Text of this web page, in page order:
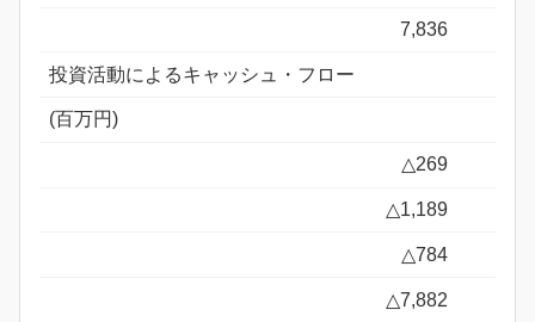
7,836
投資活動によるキャッシュ・フロー
(百万円)
△269
△1,189
△784
△7,882